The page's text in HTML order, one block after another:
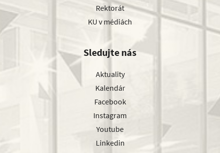
Rektorát
KU v médiách
Sledujte nás
Aktuality
Kalendár
Facebook
Instagram
Youtube
Linkedin